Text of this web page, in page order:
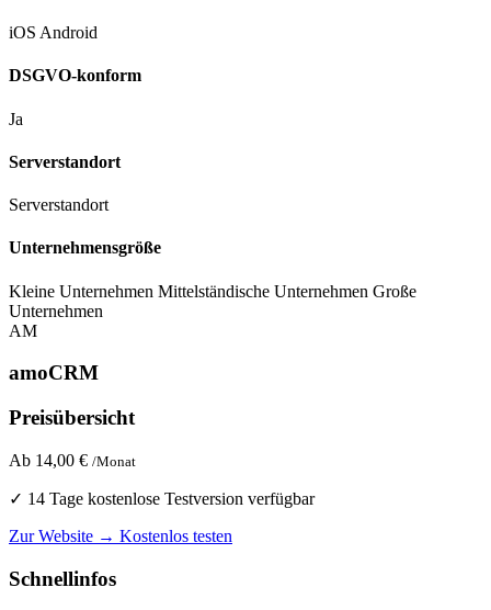
iOS Android
DSGVO-konform
Ja
Serverstandort
Serverstandort
Unternehmensgröße
Kleine Unternehmen Mittelständische Unternehmen Große
Unternehmen
AM
amoCRM
Preisübersicht
Ab 14,00 € /Monat
✓ 14 Tage kostenlose Testversion verfügbar
Zur Website → Kostenlos testen
Schnellinfos